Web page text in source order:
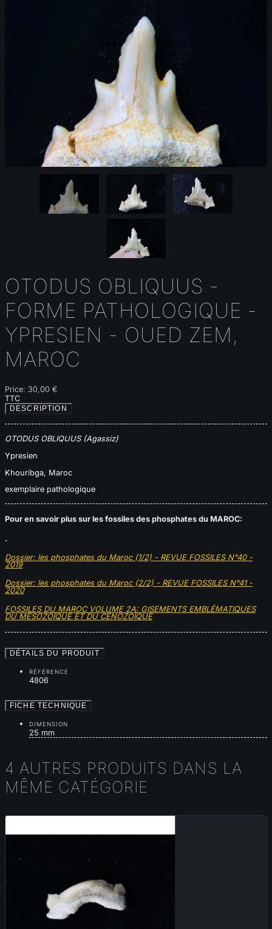
OTODUS OBLIQUUS -
FORME PATHOLOGIQUE -
YPRESIEN - OUED ZEM,
MAROC
Price: 30,00 €
TTC
DESCRIPTION
OTODUS OBLIQUUS (Agassiz)
Ypresien
Khouribga, Maroc
exemplaire pathologique
Pour en savoir plus sur les fossiles des phosphates du MAROC:
.
Dossier: les phosphates du Maroc (1/2) - REVUE FOSSILES N°40 -
2019
Dossier: les phosphates du Maroc (2/2) - REVUE FOSSILES N°41 -
2020
FOSSILES DU MAROC VOLUME 2A: GISEMENTS EMBLÉMATIQUES
DU MÉSOZOÏQUE ET DU CÉNOZOÏQUE
DÉTAILS DU PRODUIT
RÉFÉRENCE
4806
FICHE TECHNIQUE
DIMENSION
25 mm
4 AUTRES PRODUITS DANS LA
MÊME CATÉGORIE